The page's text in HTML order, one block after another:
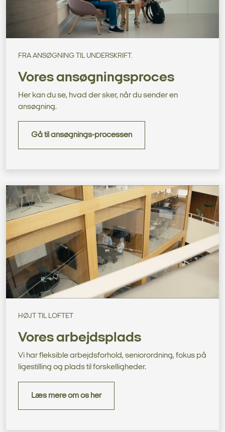
FRA ANSØGNING TIL UNDERSKRIFT.
Vores ansøgningsproces
Her kan du se, hvad der sker, når du sender en
ansøgning.
Gå til ansøgnings-processen
HØJT TIL LOFTET
Vores arbejdsplads
Vi har fleksible arbejdsforhold, seniorordning, fokus på
ligestilling og plads til forskelligheder.
Læs mere om os her